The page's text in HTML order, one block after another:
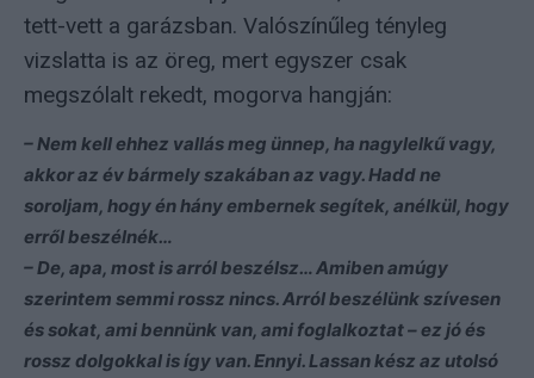
tett-vett a garázsban. Valószínűleg tényleg
vizslatta is az öreg, mert egyszer csak
megszólalt rekedt, mogorva hangján:
– Nem kell ehhez vallás meg ünnep, ha nagylelkű vagy,
akkor az év bármely szakában az vagy. Hadd ne
soroljam, hogy én hány embernek segítek, anélkül, hogy
erről beszélnék…
– De, apa, most is arról beszélsz… Amiben amúgy
szerintem semmi rossz nincs. Arról beszélünk szívesen
és sokat, ami bennünk van, ami foglalkoztat – ez jó és
rossz dolgokkal is így van. Ennyi. Lassan kész az utolsó